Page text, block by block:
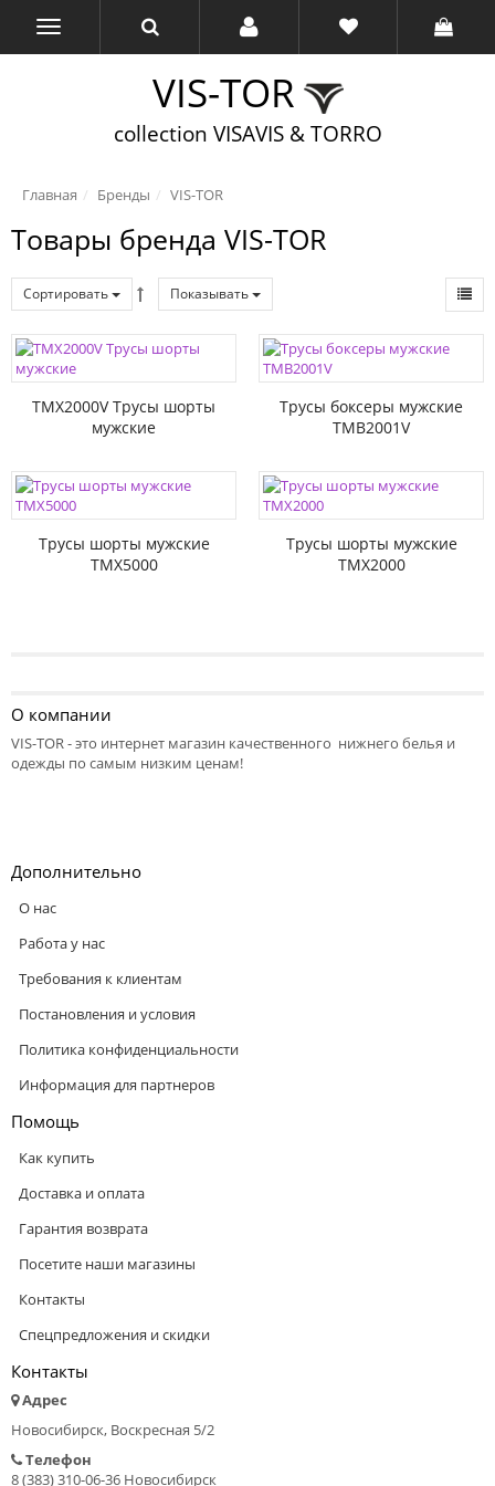
VIS-TOR
collection VISAVIS & TORRO
Главная Бренды VIS-TOR
Товары бренда VIS-TOR
Сортировать Показывать
TMX2000V Трусы шорты
мужские
Трусы боксеры мужские
TMB2001V
Трусы шорты мужские
TMX5000
Трусы шорты мужские
TMX2000
О компании
VIS-TOR - это интернет магазин качественного нижнего белья и
одежды по самым низким ценам!
Дополнительно
О нас
Работа у нас
Требования к клиентам
Постановления и условия
Политика конфиденциальности
Информация для партнеров
Помощь
Как купить
Доставка и оплата
Гарантия возврата
Посетите наши магазины
Контакты
Спецпредложения и скидки
Контакты
Адрес
Новосибирск, Воскресная 5/2
Телефон
8 (383) 310-06-36 Новосибирск